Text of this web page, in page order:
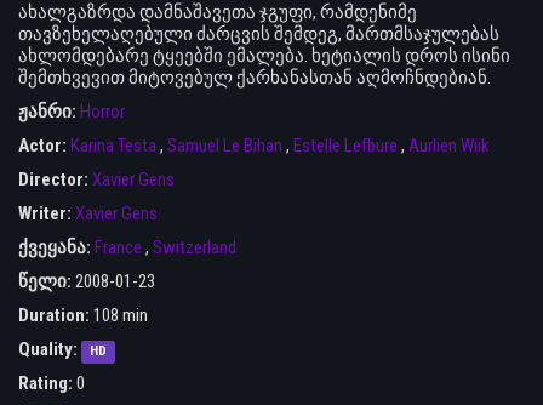
ახალგაზრდა დამნაშავეთა ჯგუფი, რამდენიმე
თავზეხელაღებული ძარცვის შემდეგ, მართმსაჯულებას
ახლომდებარე ტყეებში ემალება. ხეტიალის დროს ისინი
შემთხვევით მიტოვებულ ქარხანასთან აღმოჩნდებიან.
ჟანრი: Horror
Actor: Karina Testa, Samuel Le Bihan , Estelle Lefbure , Aurlien Wiik
Director: Xavier Gens
Writer: Xavier Gens
ქვეყანა: France , Switzerland
წელი: 2008-01-23
Duration: 108 min
Quality:
HD
Rating: 0